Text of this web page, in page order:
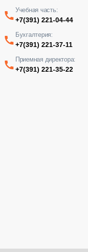
Учебная часть:
+7(391) 221-04-44
Бухгалтерия:
+7(391) 221-37-11
Приемная директора:
+7(391) 221-35-22